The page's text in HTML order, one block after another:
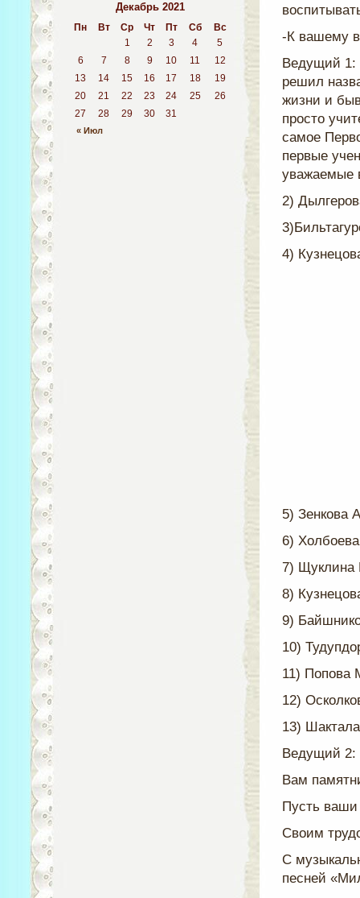
Декабрь 2021
Пн Вт Ср Чт Пт Сб Вс
« Июл
1 2 3 4
5
6
7 8 9 10 11
12
13
14 15 16 17 18
19
20
21 22 23 24 25
26
27
28 29 30 31
-К вашему
Ведущий 1:
решил
жизни и
просто
самое
первые
уважаемые
2)
4)
5) Зенкова
6)
7) Щуклина
8)
9)
10)
11) Попова
12)
13)
Ведущий 2:
Вам
Пусть ваши
Своим
С
песней